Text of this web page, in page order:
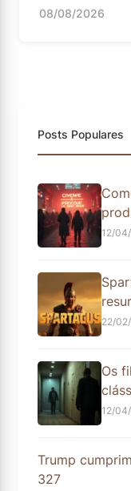
08/08/2026
Posts Populares
12/
22/
Os
12/
Trump
327